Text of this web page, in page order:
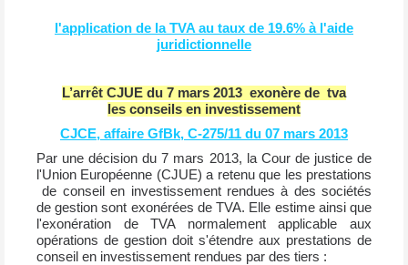
l'application de la TVA au taux de 19.6% à l'aide
juridictionnelle
L’arrêt CJUE du 7 mars 2013 exonère de tva
les conseils en investissement
CJCE, affaire GfBk, C-275/11 du 07 mars 2013
Par une décision du 7 mars 2013, la Cour de justice de
l'Union Européenne (CJUE) a retenu que les prestations
de conseil en investissement rendues à des sociétés
de gestion sont exonérées de TVA. Elle estime ainsi que
l'exonération de TVA normalement applicable aux
opérations de gestion doit s'étendre aux prestations de
conseil en investissement rendues par des tiers :